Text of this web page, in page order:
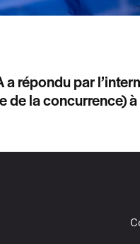
a répondu par
de la concurrence)